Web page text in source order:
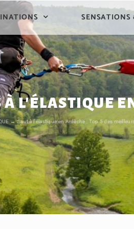
SENSATIONS
À L'ÉLASTIQUE
Saut à l’élastique en Ardèche : Top 5 des